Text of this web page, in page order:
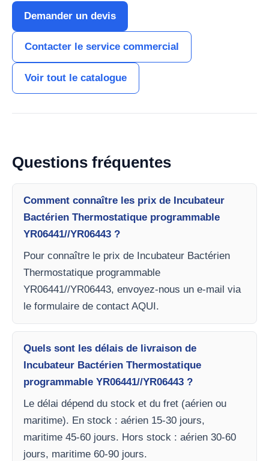
Demander un devis
Contacter le service commercial
Voir tout le catalogue
Questions fréquentes
Comment connaître les prix de Incubateur
Bactérien Thermostatique programmable
YR06441//YR06443 ?
Pour connaître le prix de Incubateur Bactérien
Thermostatique programmable
YR06441//YR06443, envoyez-nous un e-mail via
le formulaire de contact AQUI.
Quels sont les délais de livraison de
Incubateur Bactérien Thermostatique
programmable YR06441//YR06443 ?
Le délai dépend du stock et du fret (aérien ou
maritime). En stock : aérien 15-30 jours,
maritime 45-60 jours. Hors stock : aérien 30-60
jours, maritime 60-90 jours.